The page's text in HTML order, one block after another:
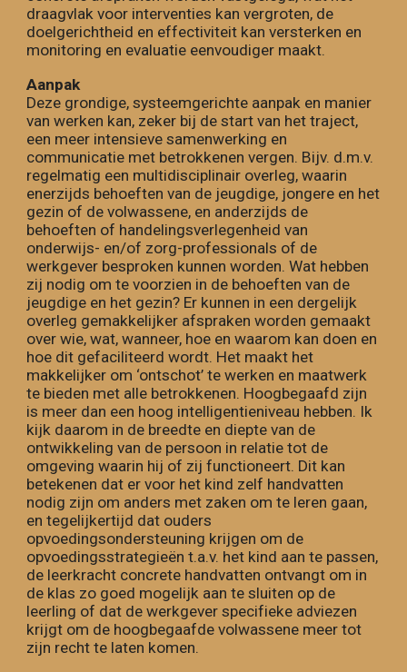
draagvlak voor interventies kan vergroten, de
doelgerichtheid en effectiviteit kan versterken en
monitoring en evaluatie eenvoudiger maakt.
Aanpak
Deze grondige, systeemgerichte aanpak en manier
van werken kan, zeker bij de start van het traject,
een meer intensieve samenwerking en
communicatie met betrokkenen vergen. Bijv. d.m.v.
regelmatig een multidisciplinair overleg, waarin
enerzijds behoeften van de jeugdige, jongere en het
gezin of de volwassene, en anderzijds de
behoeften of handelingsverlegenheid van
onderwijs- en/of zorg-professionals of de
werkgever besproken kunnen worden.Wat hebben
zij nodig om te voorzien in de behoeften van de
jeugdige en het gezin? Er kunnen in een dergelijk
overleg gemakkelijker afspraken worden gemaakt
over wie, wat, wanneer, hoe en waarom kan doen en
hoe dit gefaciliteerd wordt. Het maakt het
makkelijker om ‘ontschot’ te werken en maatwerk
te bieden met alle betrokkenen. Hoogbegaafd zijn
is meer dan een hoog intelligentieniveau hebben. Ik
kijk daarom in de breedte en diepte van de
ontwikkeling van de persoon in relatie tot de
omgeving waarin hij of zij functioneert. Dit kan
betekenen dat er voor het kind zelf handvatten
nodig zijn om anders met zaken om te leren gaan,
en tegelijkertijd dat ouders
opvoedingsondersteuning krijgen om de
opvoedingsstrategieënt.a.v. het kind aan te passen,
de leerkracht concrete handvatten ontvangt om in
de klas zo goed mogelijk aan te sluiten op de
leerling of dat de werkgever specifieke adviezen
krijgt om de hoogbegaafde volwassene meer tot
zijn recht te laten komen.